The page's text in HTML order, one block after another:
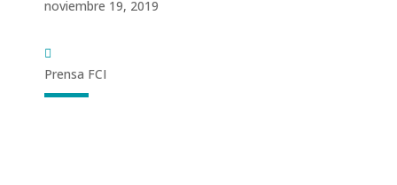
noviembre 19, 2019
Prensa FCI